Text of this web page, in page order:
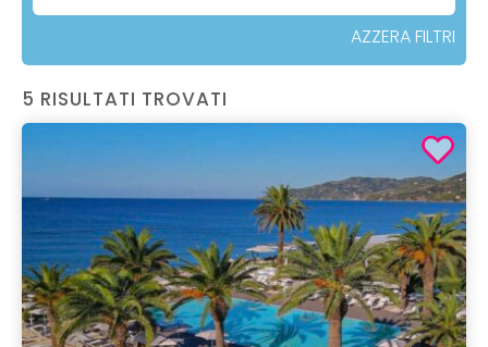
AZZERA FILTRI
5 RISULTATI TROVATI